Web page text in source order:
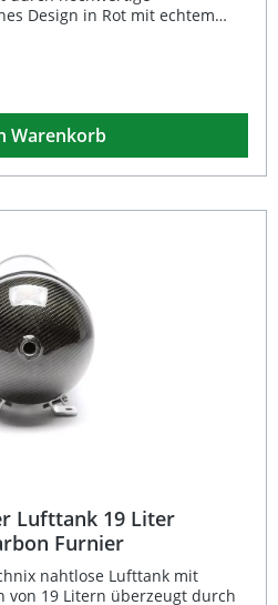
Design in Rot mit echtem
der nahtlosen Konstruktion
Durch die Kombination
Technik ist dieser Tank
die optische und technische
Nahtloser
Eintragungsfrei
Systeme Stabile
Lieferumfang: 1x
19 Liter (Rot, Echt-Carbon-
Warenkorb
Lufttank 19 Liter
Furnier
nahtlose Lufttank mit
von 19 Litern überzeugt durch